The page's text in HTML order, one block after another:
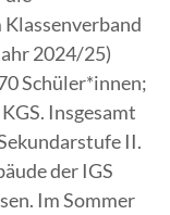
2024/25)
Schüler*innen;
Insgesamt
II.
der IGS
Im Sommer